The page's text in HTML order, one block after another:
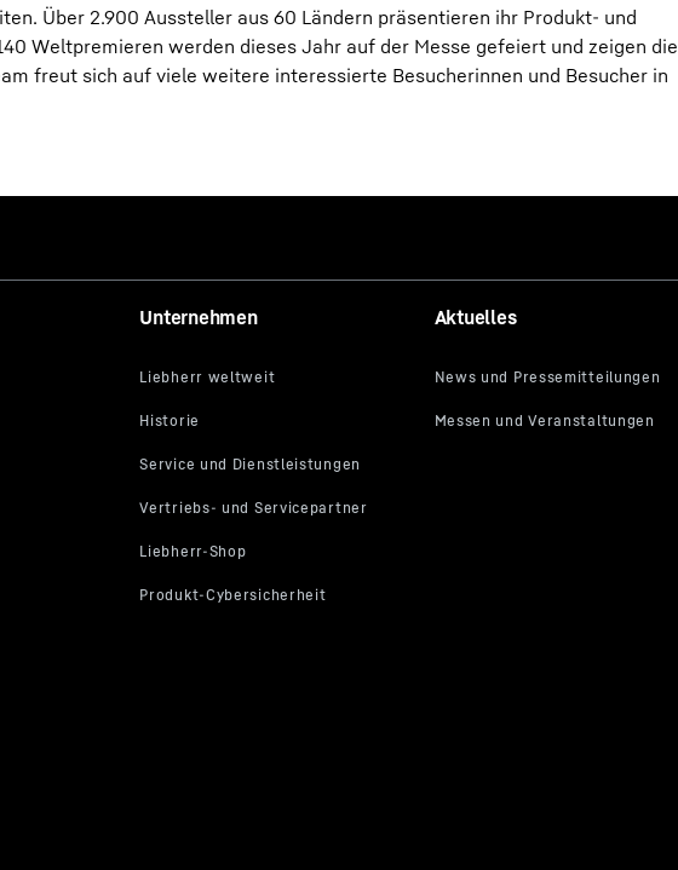
Über 2.900 Aussteller aus 60 Ländern präsentieren ihr Produkt- und
Weltpremieren werden dieses Jahr auf der Messe gefeiert und zeigen die
freut sich auf viele weitere interessierte Besucherinnen und Besucher in
Unternehmen Aktuelles